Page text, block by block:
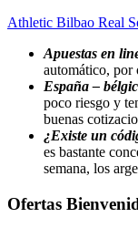
Athletic Bilbao Real
Apuestas en
automático, por
España –
poco riesgo y
buenas
¿Existe un
es bastante
semana, los
Ofertas